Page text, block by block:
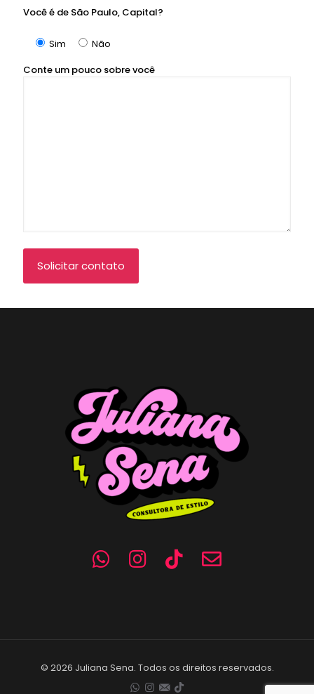
Você é de São Paulo, Capital?
Sim
Não
Conte um pouco sobre você
© 2026 Juliana Sena. Todos os direitos reservados.